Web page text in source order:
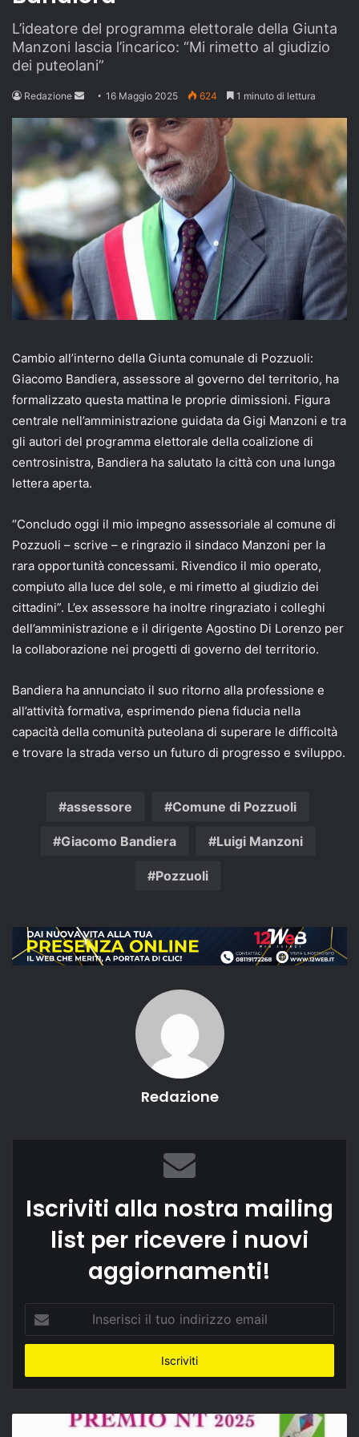
L’ideatore del programma elettorale della Giunta
Manzoni lascia l’incarico: “Mi rimetto al giudizio
dei puteolani”
Redazione
Send
email
16 Maggio 2025 624 1 minuto di lettura
Cambio all’interno della Giunta comunale di Pozzuoli:
Giacomo Bandiera, assessore al governo del territorio, ha
formalizzato questa mattina le proprie dimissioni. Figura
centrale nell’amministrazione guidata da Gigi Manzoni e tra
gli autori del programma elettorale della coalizione di
centrosinistra, Bandiera ha salutato la città con una lunga
lettera aperta.
“Concludo oggi il mio impegno assessoriale al comune di
Pozzuoli – scrive – e ringrazio il sindaco Manzoni per la
rara opportunità concessami. Rivendico il mio operato,
compiuto alla luce del sole, e mi rimetto al giudizio dei
cittadini”. L’ex assessore ha inoltre ringraziato i colleghi
dell’amministrazione e il dirigente Agostino Di Lorenzo per
la collaborazione nei progetti di governo del territorio.
Bandiera ha annunciato il suo ritorno alla professione e
all’attività formativa, esprimendo piena fiducia nella
capacità della comunità puteolana di superare le difficoltà
e trovare la strada verso un futuro di progresso e sviluppo.
assessore Comune di Pozzuoli
Giacomo Bandiera Luigi Manzoni
Pozzuoli
Redazione
Iscriviti alla nostra mailing
list per ricevere i nuovi
aggiornamenti!
tuo
email